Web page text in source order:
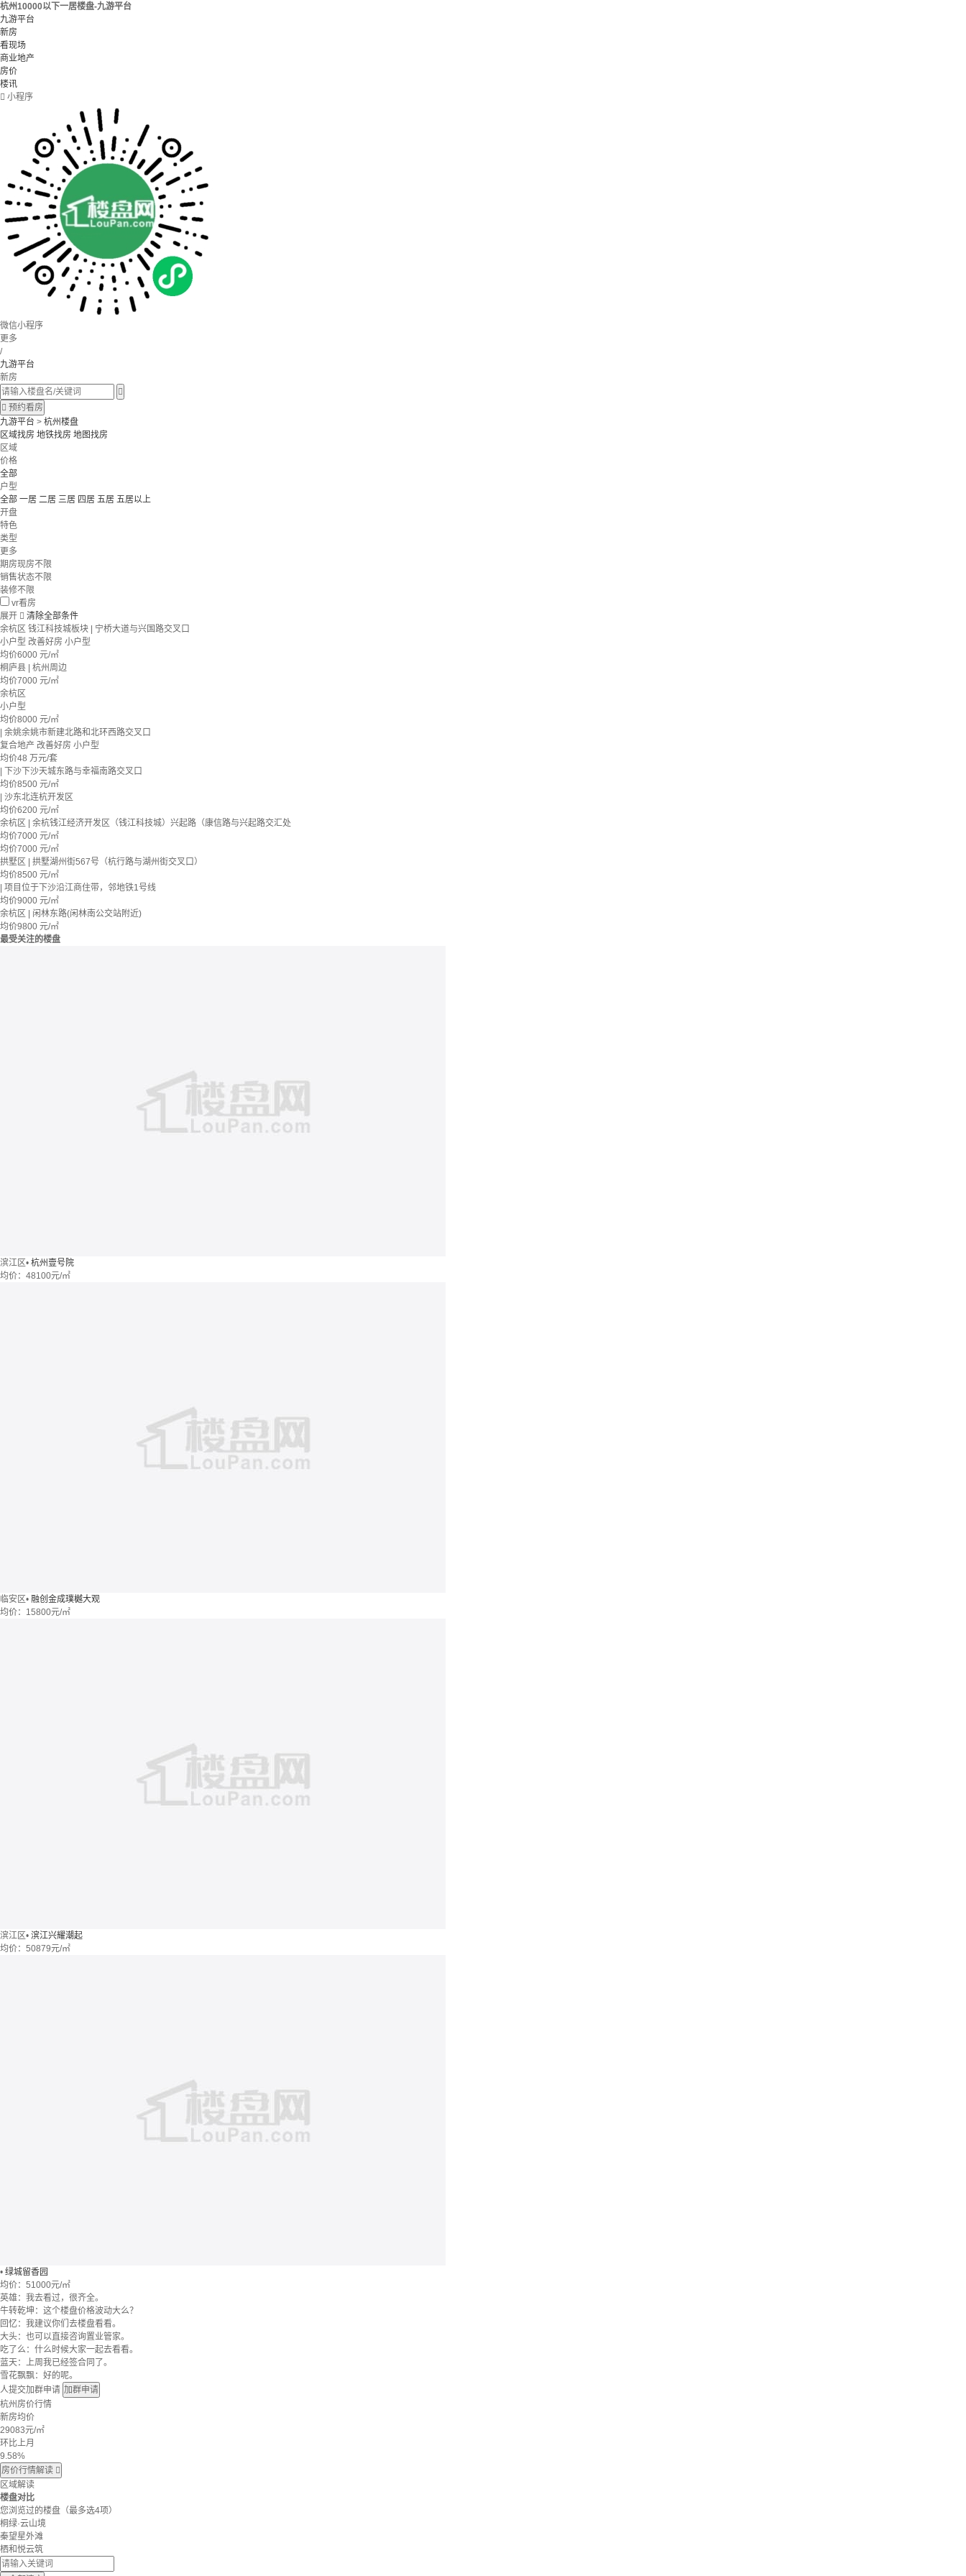
杭州10000以下一居楼盘-九游平台
九游平台
新房
看现场
商业地产
房价
楼讯
 小程序
微信小程序
更多
/
九游平台
新房

 预约看房
九游平台 > 杭州楼盘
区域找房 地铁找房 地图找房
区域
价格
全部
户型
全部 一居 二居 三居 四居 五居 五居以上
开盘
特色
类型
更多
期房现房不限
销售状态不限
装修不限
vr看房
展开  清除全部条件
余杭区 钱江科技城板块 | 宁桥大道与兴国路交叉口
小户型 改善好房 小户型
均价6000 元/㎡
桐庐县 | 杭州周边
均价7000 元/㎡
余杭区
小户型
均价8000 元/㎡
| 余姚余姚市新建北路和北环西路交叉口
复合地产 改善好房 小户型
均价48 万元/套
| 下沙下沙天城东路与幸福南路交叉口
均价8500 元/㎡
| 沙东北连杭开发区
均价6200 元/㎡
余杭区 | 余杭钱江经济开发区（钱江科技城）兴起路（康信路与兴起路交汇处
均价7000 元/㎡
均价7000 元/㎡
拱墅区 | 拱墅湖州街567号（杭行路与湖州街交叉口）
均价8500 元/㎡
| 项目位于下沙沿江商住带，邻地铁1号线
均价9000 元/㎡
余杭区 | 闲林东路(闲林南公交站附近)
均价9800 元/㎡
最受关注的楼盘
滨江区• 杭州壹号院
均价： 48100元/㎡
临安区• 融创金成璞樾大观
均价： 15800元/㎡
滨江区• 滨江兴耀潮起
均价： 50879元/㎡
• 绿城留香园
均价： 51000元/㎡
英雄：我去看过，很齐全。
牛转乾坤：这个楼盘价格波动大么？
回忆：我建议你们去楼盘看看。
大头：也可以直接咨询置业管家。
吃了么：什么时候大家一起去看看。
蓝天：上周我已经签合同了。
雪花飘飘：好的呢。
人提交加群申请 加群申请
杭州房价行情
新房均价
29083元/㎡
环比上月
9.58%
房价行情解读 
区域解读
楼盘对比
您浏览过的楼盘 （最多选4项）
桐绿·云山境
秦望星外滩
栖和悦云筑